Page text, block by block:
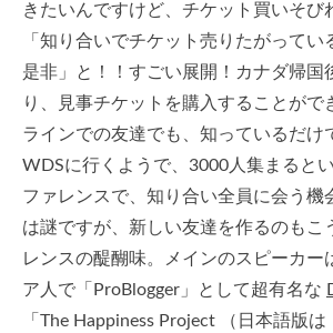
きたいんですけど、チケット買いそび
「知り合いでチケット売りたがってい
是非」と！！すごい展開！カナダ帰国
り、見事チケットを購入することがで
ラインでの友達でも、知っているだけ
WDSに行くようで、3000人集まると
ファレンスで、知り合い全員に会う機
は謎ですが、新しい友達を作るのもこ
レンスの醍醐味。メインのスピーカー
ア人で「ProBlogger」として超有名な
「The Happiness Project （日本語版は